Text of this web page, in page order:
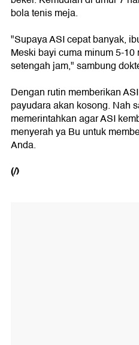
bola tenis meja.
"Supaya ASI cepat banyak,
Meski bayi cuma minum 5-
setengah jam," sambung
Dengan rutin memberikan
payudara akan kosong. Nah
memerintahkan agar ASI
menyerah ya Bu untuk
Anda.
(/)